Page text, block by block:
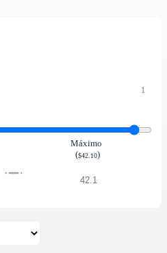
1
Máximo
($42.10)